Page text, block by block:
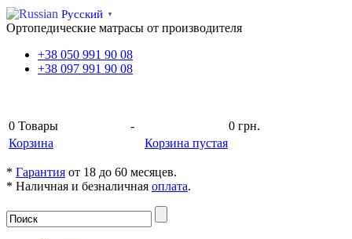
Русский ▼
Ортопедические матрасы от производителя
+38 050 991 90 08
+38 097 991 90 08
0 Товары -
0 грн.
Корзина
Корзина пустая
* Гарантия от 18 до 60 месяцев.
* Наличная и безналичная оплата.